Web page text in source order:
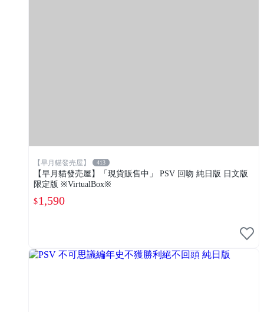
【早月貓發売屋】 413
【早月貓發売屋】「現貨販售中」 PSV 回吻 純日版 日文版
限定版 ※VirtualBox※
$1,590